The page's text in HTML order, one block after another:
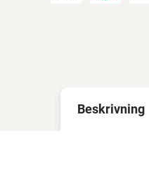
Beskrivning